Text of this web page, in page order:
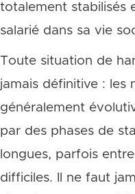
totalement stabilisés
salarié dans sa vie
Toute situation de
jamais définitive : les
généralement
par des phases de
longues, parfois
difficiles. Il ne faut